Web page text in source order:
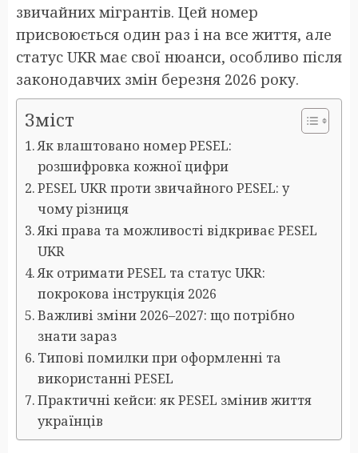
звичайних мігрантів. Цей номер
присвоюється один раз і на все життя, але
статус UKR має свої нюанси, особливо після
законодавчих змін березня 2026 року.
Зміст
Як влаштовано номер PESEL:
розшифровка кожної цифри
PESEL UKR проти звичайного PESEL: у
чому різниця
Які права та можливості відкриває PESEL
UKR
Як отримати PESEL та статус UKR:
покрокова інструкція 2026
Важливі зміни 2026–2027: що потрібно
знати зараз
Типові помилки при оформленні та
використанні PESEL
Практичні кейси: як PESEL змінив життя
українців